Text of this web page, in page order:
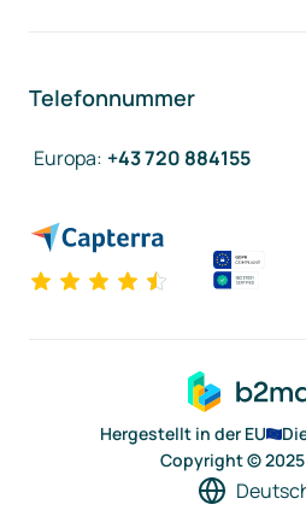
Telefonnummer
Europa: +43 720 884155
Hergestellt in der EU
Copyright ©